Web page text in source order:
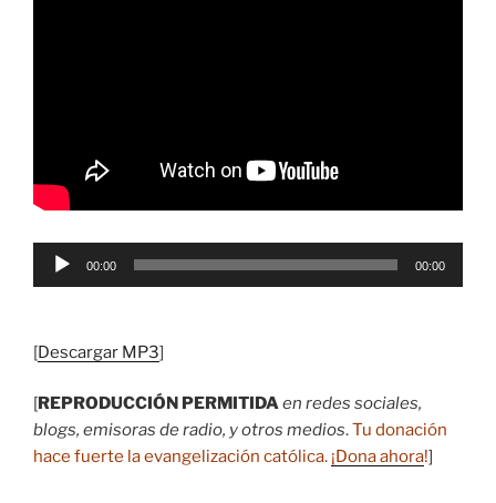
Reproductor
00:00 00:00
[Descargar MP3]
[REPRODUCCIÓN PERMITIDAen redes sociales,
blogs, emisoras de radio, y otros medios.Tu donación
hace fuerte la evangelización católica. ¡Dona ahora!]